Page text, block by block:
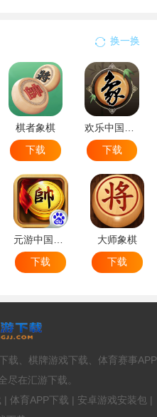
换一换
棋者象棋
下载
欢乐中国象棋
下载
元游中国象棋
下载
大师象棋
下载
载、棋牌游戏下载、体育赛事APP
尽在汇游下载。
体育APP下载 | 安卓游戏安装包 |